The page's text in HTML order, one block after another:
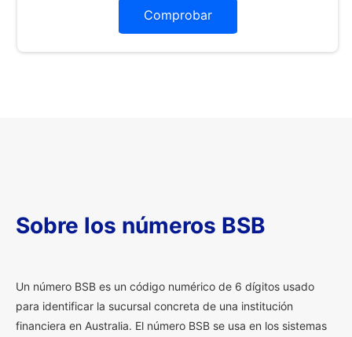
Comprobar
Sobre los números BSB
Un número BSB es un código numérico de 6 dígitos usado
para identificar la sucursal concreta de una institución
financiera en Australia. El número BSB se usa en los sistemas